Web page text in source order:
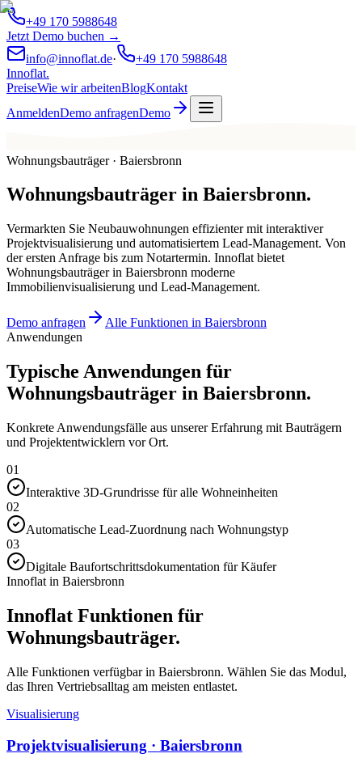
+49 170 5988648
Jetzt Demo buchen →
info@innoflat.de·
+49 170 5988648
Innoflat.
PreiseWie wir arbeitenBlogKontakt
AnmeldenDemo anfragenDemo
Wohnungsbauträger · Baiersbronn
Wohnungsbauträger in Baiersbronn.
Vermarkten Sie Neubauwohnungen effizienter mit interaktiver
Projektvisualisierung und automatisiertem Lead-Management. Von
der ersten Anfrage bis zum Notartermin. Innoflat bietet
Wohnungsbauträger in Baiersbronn moderne
Immobilienvisualisierung und Lead-Management.
Demo anfragen
Alle Funktionen in Baiersbronn
Anwendungen
Typische Anwendungen für
Wohnungsbauträger in Baiersbronn.
Konkrete Anwendungsfälle aus unserer Erfahrung mit Bauträgern
und Projektentwicklern vor Ort.
01
Interaktive 3D-Grundrisse für alle Wohneinheiten
02
Automatische Lead-Zuordnung nach Wohnungstyp
03
Digitale Baufortschrittsdokumentation für Käufer
Innoflat in Baiersbronn
Innoflat Funktionen für
Wohnungsbauträger.
Alle Funktionen verfügbar in Baiersbronn. Wählen Sie das Modul,
das Ihren Vertriebsalltag am meisten entlastet.
Visualisierung
Projektvisualisierung · Baiersbronn